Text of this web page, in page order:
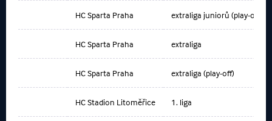
HC Sparta Praha extraliga juniorů (play-off)
HC Sparta Praha extraliga
HC Sparta Praha extraliga (play-off)
HC Stadion Litoměřice 1. liga